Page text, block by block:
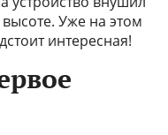
Уже на этом
интересная!